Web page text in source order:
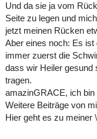
Und da sie ja vom
Seite zu legen und
jetzt meinen Rücken
Aber eines noch: Es ist
immer zuerst die
dass wir Heiler gesund
tragen.
amazinGRACE, ich
Weitere Beiträge von
Hier geht es zu meiner